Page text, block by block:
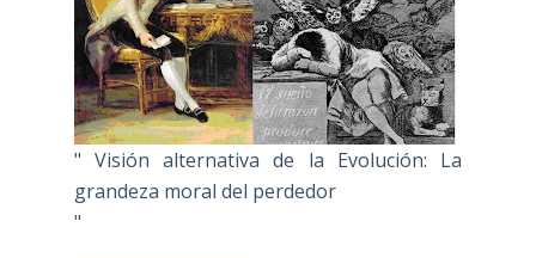
" Visión alternativa de la Evolución: La
grandeza moral del perdedor
"